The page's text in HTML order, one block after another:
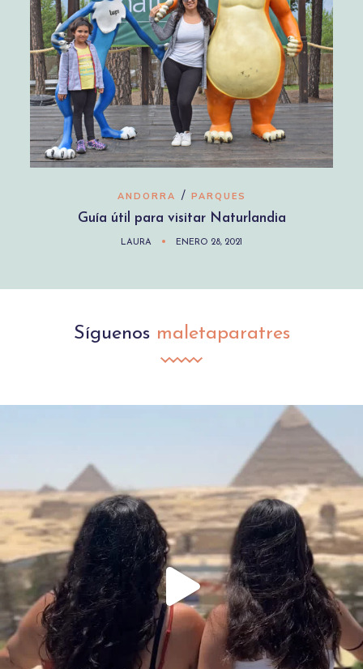
ANDORRA / PARQUES
Guía útil para visitar Naturlandia
LAURA ENERO 28, 2021
Síguenos maletaparatres